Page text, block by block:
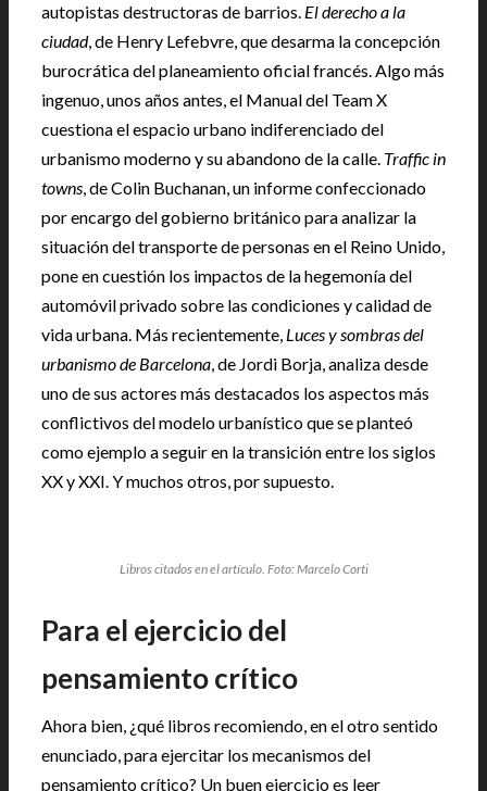
autopistas destructoras de barrios. El derecho a la
ciudad, de Henry Lefebvre, que desarma la concepción
burocrática del planeamiento oficial francés. Algo más
ingenuo, unos años antes, el Manual del Team X
cuestiona el espacio urbano indiferenciado del
urbanismo moderno y su abandono de la calle. Traffic in
towns, de Colin Buchanan, un informe confeccionado
por encargo del gobierno británico para analizar la
situación del transporte de personas en el Reino Unido,
pone en cuestión los impactos de la hegemonía del
automóvil privado sobre las condiciones y calidad de
vida urbana. Más recientemente, Luces y sombras del
urbanismo de Barcelona, de Jordi Borja, analiza desde
uno de sus actores más destacados los aspectos más
conflictivos del modelo urbanístico que se planteó
como ejemplo a seguir en la transición entre los siglos
XX y XXI. Y muchos otros, por supuesto.
Libros citados en el artículo. Foto: Marcelo Corti
Para el ejercicio del
pensamiento crítico
Ahora bien, ¿qué libros recomiendo, en el otro sentido
enunciado, para ejercitar los mecanismos del
pensamiento crítico? Un buen ejercicio es leer